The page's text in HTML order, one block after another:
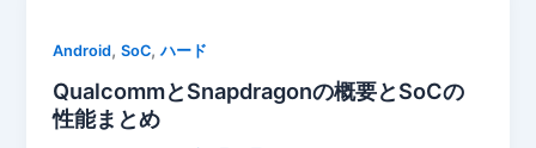
Android,SoC,ハード
QualcommとSnapdragonの概要とSoCの
性能まとめ